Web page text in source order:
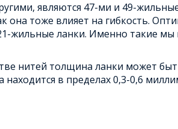
являются 47-ми и 49-
она тоже влияет на гибкость.
жильные ланки. Именно такие
нитей толщина ланки может
в пределах 0,3-0,6